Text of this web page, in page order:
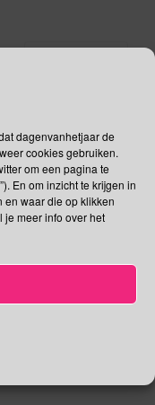
dagenvanhetjaar de
cookies gebruiken.
om een pagina te
En om inzicht te krijgen in
en waar die op klikken
je meer info over het